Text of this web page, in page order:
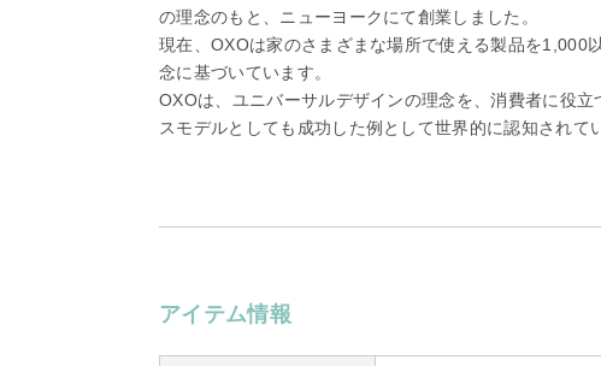
の理念のもと、ニューヨークにて創業しました。
現在、OXOは家のさまざまな場所で使える製品を1,000
念に基づいています。
OXOは、ユニバーサルデザインの理念を、消費者に役
スモデルとしても成功した例として世界的に認知されて
アイテム情報